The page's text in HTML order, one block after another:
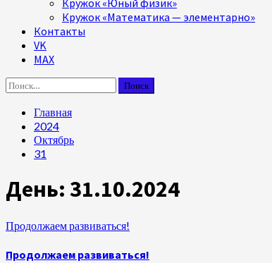
Кружок «Юный физик»
Кружок «Математика — элементарно»
Контакты
VK
MAX
Найти:
Главная
2024
Октябрь
31
День: 31.10.2024
Продолжаем развиваться!
Продолжаем развиваться!